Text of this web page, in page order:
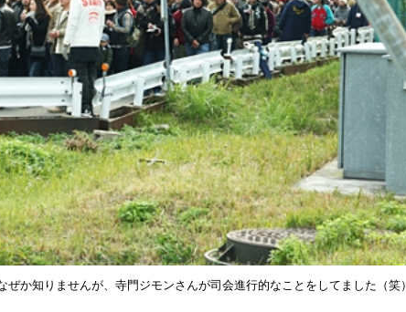
か知りませんが、寺門ジモンさんが司会進行的なことをしてました（笑）